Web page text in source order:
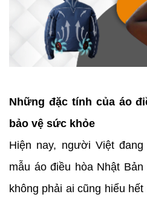
Những đặc tính của áo
bảo vệ sức khỏe
Hiện nay, người Việt
mẫu áo điều hòa Nhật
không phải ai cũng hiểu